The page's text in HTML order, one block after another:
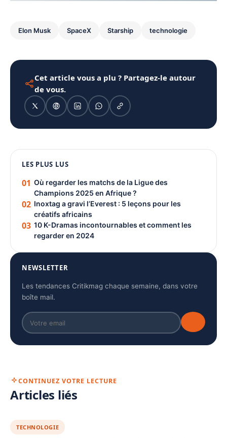
Elon Musk SpaceX Starship technologie
Cet article vous a plu ? Partagez-le autour
de vous.
PUBLICITÉ
LES PLUS LUS
01 Où regarder les matchs de la Ligue des
Champions 2025 en Afrique ?
02 Inoxtag a gravi l’Everest : 5 leçons pour les
créatifs africains
03 10 K-Dramas incontournables et comment les
regarder en 2024
NEWSLETTER
Les tendances Critikmag chaque semaine, dans votre
boîte mail.
CONTINUEZ VOTRE LECTURE
Articles liés
TECHNOLOGIE